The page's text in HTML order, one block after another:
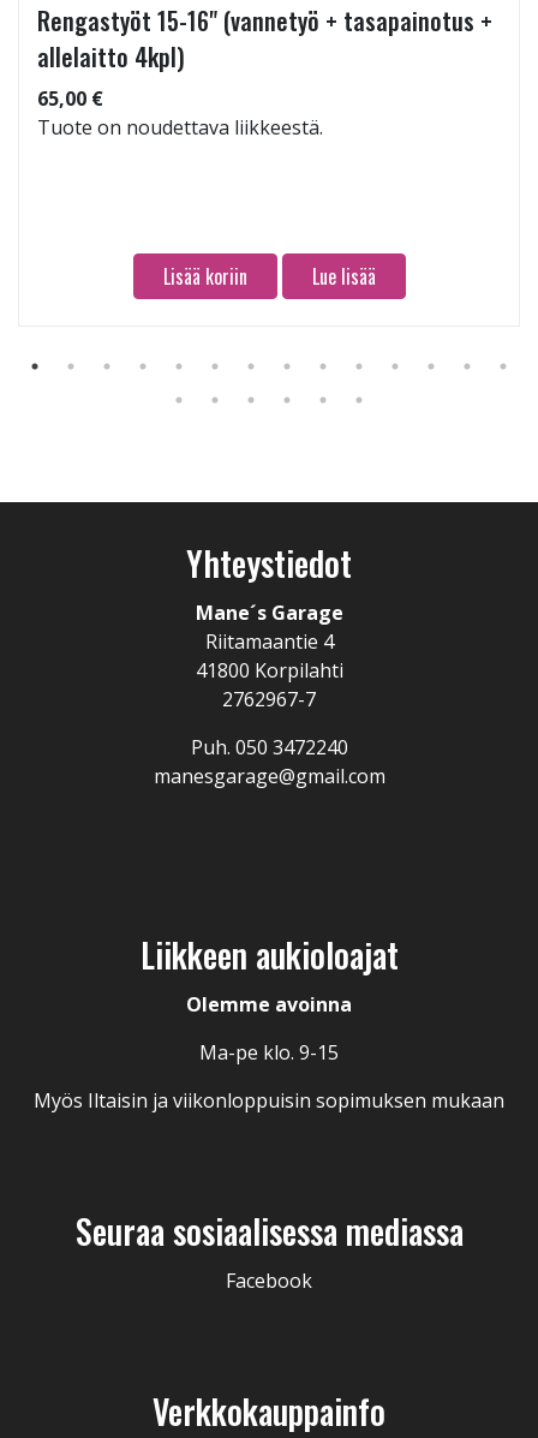
Rengastyöt 15-16" (vannetyö + tasapainotus +
allelaitto 4kpl)
65,00 €
Tuote on noudettava liikkeestä.
Lisää koriin Lue lisää
Yhteystiedot
Mane´s Garage
Riitamaantie 4
41800 Korpilahti
2762967-7
Puh. 050 3472240
manesgarage@gmail.com
Liikkeen aukioloajat
Olemme avoinna
Ma-pe klo. 9-15
Myös Iltaisin ja viikonloppuisin sopimuksen mukaan
Seuraa sosiaalisessa mediassa
Facebook
Verkkokauppainfo